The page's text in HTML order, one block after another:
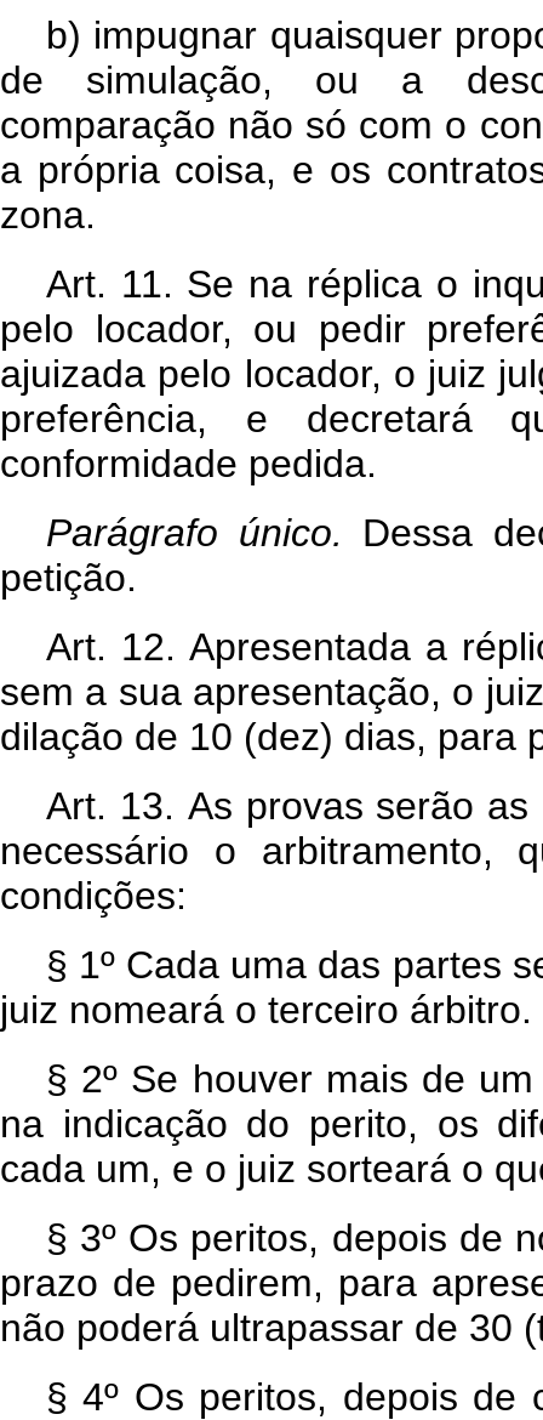
b) impugnar quaisquer
de simulação, ou a
comparação não só com o
a própria coisa, e os
zona.
Art. 11. Se na réplica o
pelo locador, ou pedir
ajuizada pelo locador, o juiz
preferência, e decretará
conformidade pedida.
Parágrafo único. Dessa
petição.
Art. 12. Apresentada a
sem a sua apresentação, o
dilação de 10 (dez) dias, para
Art. 13. As provas serão
necessário o arbitramento,
condições:
§ 1º Cada uma das partes
juiz nomeará o terceiro árbitro.
§ 2º Se houver mais de
na indicação do perito, os
cada um, e o juiz sorteará o
§ 3º Os peritos, depois de
prazo de pedirem, para
não poderá ultrapassar de 30
§ 4º Os peritos, depois de